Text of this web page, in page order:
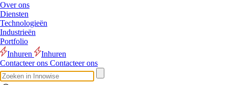
Over ons
Diensten
Technologieën
Industrieën
Portfolio
Inhuren
Inhuren
Contacteer ons Contacteer ons